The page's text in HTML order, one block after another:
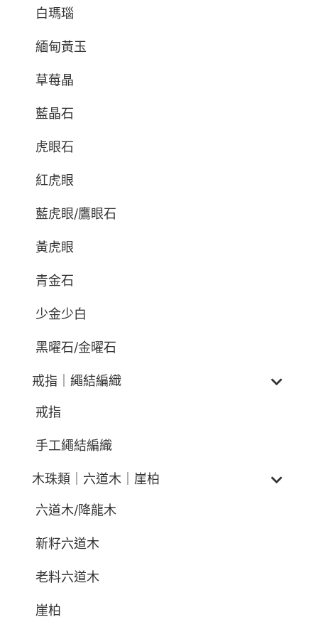
白瑪瑙
緬甸黃玉
草莓晶
藍晶石
虎眼石
紅虎眼
藍虎眼/鷹眼石
黃虎眼
青金石
少金少白
黑曜石/金曜石
戒指｜繩結編織
戒指
手工繩結編織
木珠類｜六道木｜崖柏
六道木/降龍木
新籽六道木
老料六道木
崖柏